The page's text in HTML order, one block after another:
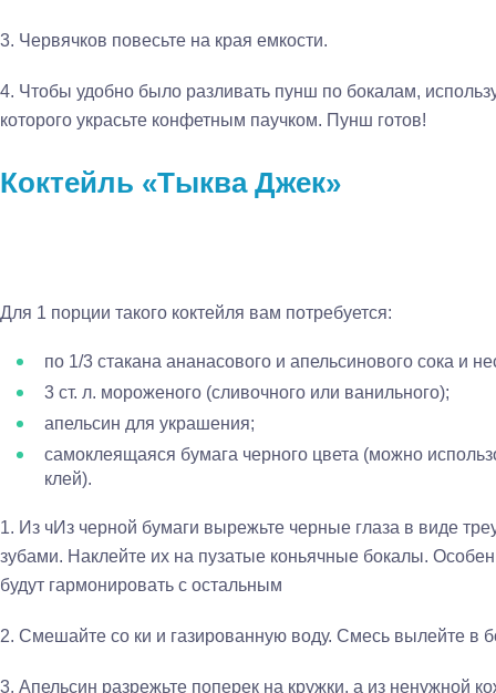
3. Червячков повесьте на края емкости.
4. Чтобы удобно было разливать пунш по бокалам,
которого украсьте конфетным паучком. Пунш готов!
Коктейль «Тыква Джек»
Для 1 порции такого коктейля вам потребуется:
по 1/3 стакана ананасового и апельсинового сока и
3 ст. л. мороженого (сливочного или ванильного);
апельсин для украшения;
самоклеящаяся бумага черного цвета (можно
клей).
1. Из чИз черной бумаги вырежьте черные глаза в виде
зубами. Наклейте их на пузатые коньячные бокалы.
будут гармонировать с остальным
2. Смешайте со ки и газированную воду. Смесь вылейте в
3. Апельсин разрежьте поперек на кружки, а из ненужной